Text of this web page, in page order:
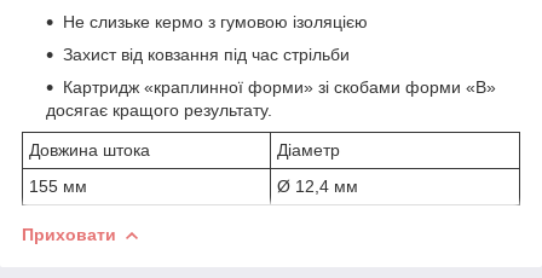
Не слизьке кермо з гумовою ізоляцією
Захист від ковзання під час стрільби
Картридж «краплинної форми» зі скобами форми «В»
досягає кращого результату.
Довжина штока
Діаметр
155 мм
Ø 12,4 мм
Приховати